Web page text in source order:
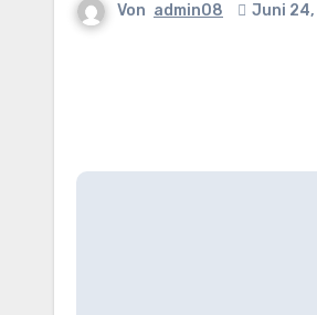
Von admin08 Juni